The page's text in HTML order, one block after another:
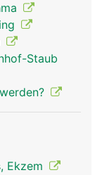
Staub
Ekzem